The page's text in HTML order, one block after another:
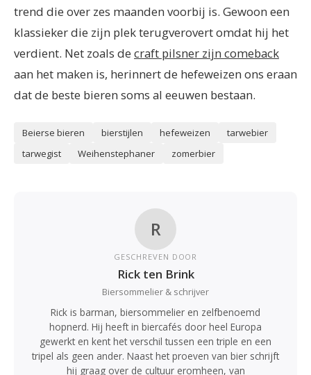
trend die over zes maanden voorbij is. Gewoon een
klassieker die zijn plek terugverovert omdat hij het
verdient. Net zoals de craft pilsner zijn comeback
aan het maken is, herinnert de hefeweizen ons eraan
dat de beste bieren soms al eeuwen bestaan.
Beierse bieren bierstijlen hefeweizen
tarwebier
tarwegist
Weihenstephaner zomerbier
R
GESCHREVEN DOOR
Rick ten Brink
Biersommelier & schrijver
Rick is barman, biersommelier en zelfbenoemd
hopnerd. Hij heeft in biercafés door heel Europa
gewerkt en kent het verschil tussen een triple en een
tripel als geen ander. Naast het proeven van bier schrijft
hij graag over de cultuur eromheen, van